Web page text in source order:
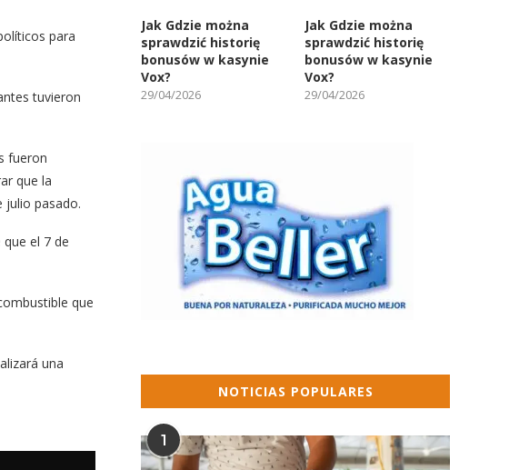
para
tuvieron
fueron
que la
julio pasado.
el 7 de
que
una
Jak Gdzie można
sprawdzić historię
bonusów w kasynie
Vox?
29/04/2026
Jak Gdzie można
sprawdzić historię
bonusów w kasynie
Vox?
29/04/2026
NOTICIAS POPULARES
1